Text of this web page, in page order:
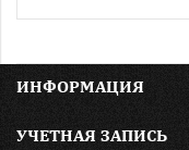
ИНФОРМАЦИЯ
УЧЕТНАЯ ЗАПИСЬ